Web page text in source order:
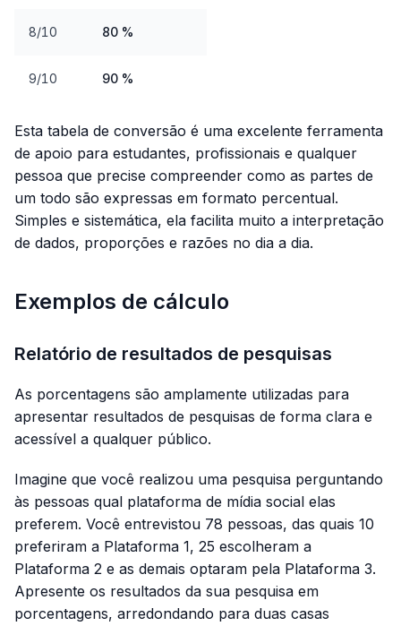
8/10 80 %
9/10 90 %
Esta tabela de conversão é uma excelente ferramenta
de apoio para estudantes, profissionais e qualquer
pessoa que precise compreender como as partes de
um todo são expressas em formato percentual.
Simples e sistemática, ela facilita muito a interpretação
de dados, proporções e razões no dia a dia.
Exemplos de cálculo
Relatório de resultados de pesquisas
As porcentagens são amplamente utilizadas para
apresentar resultados de pesquisas de forma clara e
acessível a qualquer público.
Imagine que você realizou uma pesquisa perguntando
às pessoas qual plataforma de mídia social elas
preferem. Você entrevistou 78 pessoas, das quais 10
preferiram a Plataforma 1, 25 escolheram a
Plataforma 2 e as demais optaram pela Plataforma 3.
Apresente os resultados da sua pesquisa em
porcentagens, arredondando para duas casas